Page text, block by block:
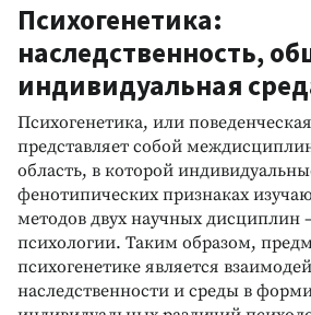
Психогенетика:
наследственность,
индивидуальная
Психогенетика, или
представляет собой
область, в которой
фенотипических признаках
методов двух научных дисциплин
психологии. Таким образом,
психогенетике является
наследственности и среды в